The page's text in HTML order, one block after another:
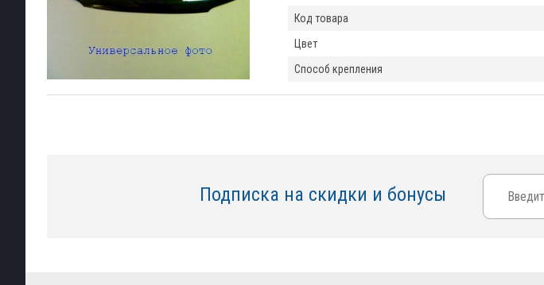
Код товара
Цвет
Способ крепления
Подписка на скидки и бонусы